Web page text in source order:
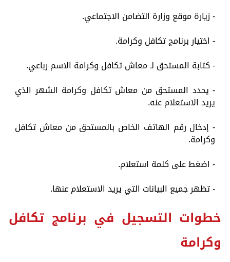
- زيارة موقع وزارة التضامن الاجتماعي.
- اختيار برنامج تكافل وكرامة.
- كتابة المستحق لـ معاش تكافل وكرامة الاسم رباعي.
- يحدد المستحق من معاش تكافل وكرامة الشهر الذي
يريد الاستعلام عنه.
- إدخال رقم الهاتف الخاص بالمستحق من معاش تكافل
وكرامة.
- اضغط على كلمة استعلام.
- تظهر جميع البيانات التي يريد الاستعلام عنها.
خطوات التسجيل في برنامج تكافل
وكرامة